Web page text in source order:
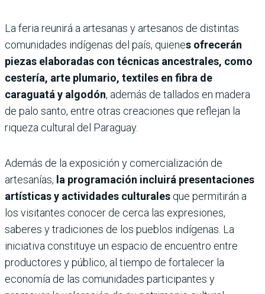
La feria reunirá a artesanas y artesanos de distintas
comunidades indígenas del país, quienes ofrecerán
piezas elaboradas con técnicas ancestrales, como
cestería, arte plumario, textiles en fibra de
caraguatá y algodón, además de tallados en madera
de palo santo, entre otras creaciones que reflejan la
riqueza cultural del Paraguay.
Además de la exposición y comercialización de
artesanías, la programación incluirá presentaciones
artísticas y actividades culturales que permitirán a
los visitantes conocer de cerca las expresiones,
saberes y tradiciones de los pueblos indígenas. La
iniciativa constituye un espacio de encuentro entre
productores y público, al tiempo de fortalecer la
economía de las comunidades participantes y